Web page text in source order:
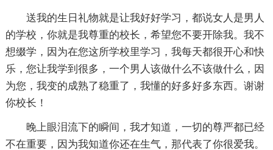
送我的生日礼物就是让我好好学习，都说女人是男人
的学校，你就是我尊重的校长，希望您不要开除我。我不
想缀学，因为在您这所学校里学习，我每天都很开心和快
乐，您让我学到很多，一个男人该做什么不该做什么，因
为您，我变的成熟了稳重了，我懂的好多好多东西。谢谢
你校长！
晚上眼泪流下的瞬间，我才知道，一切的尊严都已经
不在重要，因为我知道你还在生气，那代表了你很爱我。